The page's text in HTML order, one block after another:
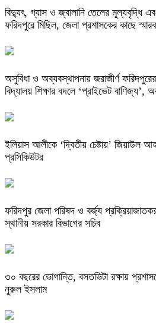
বিদ্যুৎ, গ্যাস ও জ্বালানি তেলের মূল্যবৃদ্ধি
ফরিদপুরে মিছিল, জেলা প্রশাসকের কাছে
অসুবিধা ও অব্যবস্থাপনায় জরাজীর্ণ
বিদ্যালয় শিক্ষার বদলে ‘প্রাইভেট বাণিজ্য’,
ইলিয়াস আলীকে ‘দ্বিতীয় চেষ্টায়’ জিয়াউল
প্রসিকিউটর
ফরিদপুর জেলা পরিষদ ও বর্জ্য
স্থানীয় সরকার বিভাগের সচিব
৩০ বছরের ভোগান্তি, বসতভিটা রক্ষায়
নুরুল ইসলাম